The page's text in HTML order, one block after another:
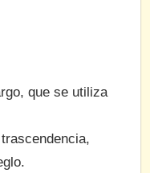
que se utiliza